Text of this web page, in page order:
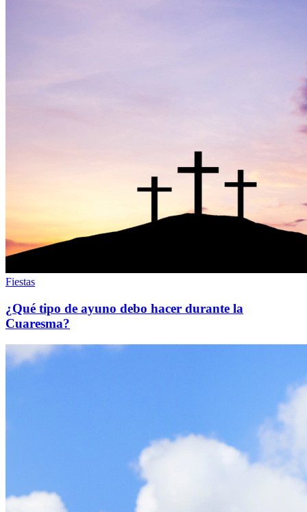
Fiestas
¿Qué tipo de ayuno debo hacer durante la
Cuaresma?